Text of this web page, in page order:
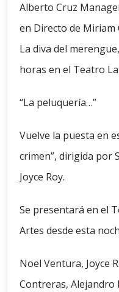
Alberto Cruz
en Directo de Miriam
La diva del
horas en el Teatro
“La peluquería…”
Vuelve la puesta en
crimen”, dirigida por
Joyce Roy.
Se presentará en el
Artes desde esta
Noel Ventura, Joyce
Contreras, Alejandro